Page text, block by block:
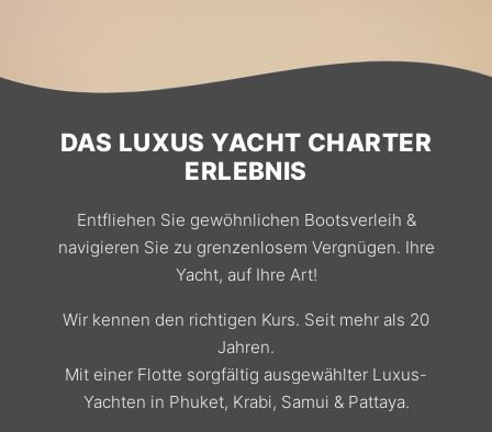
DAS LUXUS YACHT CHARTER
ERLEBNIS
Entfliehen Sie gewöhnlichen Bootsverleih &
navigieren Sie zu grenzenlosem Vergnügen. Ihre
Yacht, auf Ihre Art!
Wir kennen den richtigen Kurs. Seit mehr als 20
Jahren.
Mit einer Flotte sorgfältig ausgewählter Luxus-
Yachten in Phuket, Krabi, Samui & Pattaya.